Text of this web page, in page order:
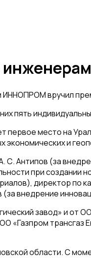
вручил
пять
место на
и
Антипов (за
при
директор по
внедрение
завод» и
области. С